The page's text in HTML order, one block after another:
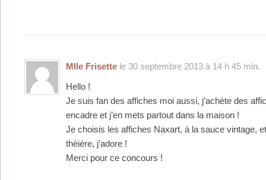
Mlle Frisette le 30 septembre 2013 à 14 h 45 min.
Hello !
Je suis fan des affiches moi aussi, j’achète des
encadre et j’en mets partout dans la maison !
Je choisis les affiches Naxart, à la sauce vintage,
théière, j’adore !
Merci pour ce concours !